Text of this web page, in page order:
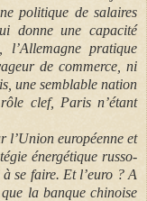
politique de salaires
donne une capacité
l’Allemagne pratique
de commerce, ni
une semblable nation
clef, Paris n’étant
l’Union européenne et
énergétique russo-
se faire. Et l’euro ? A
la banque chinoise